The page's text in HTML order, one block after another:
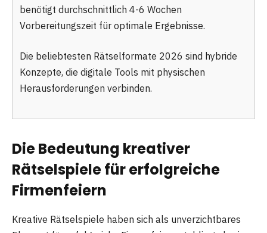
benötigt durchschnittlich 4-6 Wochen
Vorbereitungszeit für optimale Ergebnisse.
Die beliebtesten Rätselformate 2026 sind hybride
Konzepte, die digitale Tools mit physischen
Herausforderungen verbinden.
Die Bedeutung kreativer
Rätselspiele für erfolgreiche
Firmenfeiern
Kreative Rätselspiele haben sich als unverzichtbares